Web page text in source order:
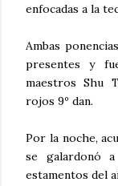
enfocadas a la
Ambas
presentes y
maestros Shu
rojos 9º dan.
Por la noche,
se galardonó
estamentos del